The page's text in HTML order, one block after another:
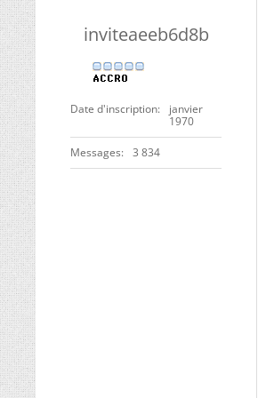
inviteaeeb6d8b
Date d'inscription
janvier
1970
Messages 3 834